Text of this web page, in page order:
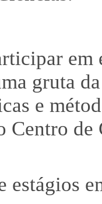
em
gruta
e
Centro
estágios